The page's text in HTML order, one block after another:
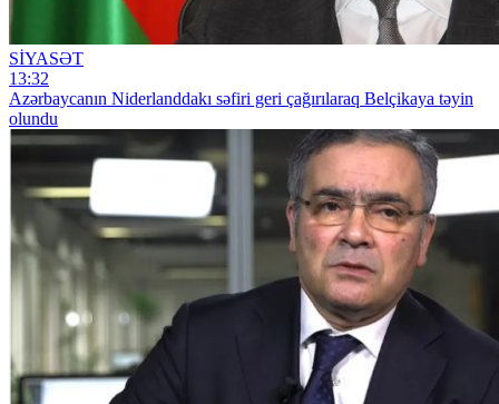
SİYASƏT
13:32
Azərbaycanın Niderlanddakı səfiri geri çağırılaraq Belçikaya təyin
olundu